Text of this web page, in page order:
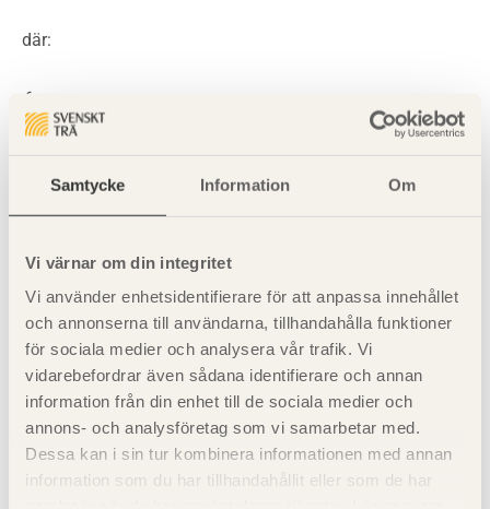
Samtycke Information Om
Vi värnar om din integritet
Vi använder enhetsidentifierare för att anpassa innehållet
och annonserna till användarna, tillhandahålla funktioner
för sociala medier och analysera vår trafik. Vi
vidarebefordrar även sådana identifierare och annan
information från din enhet till de sociala medier och
annons- och analysföretag som vi samarbetar med.
Dessa kan i sin tur kombinera informationen med annan
information som du har tillhandahållit eller som de har
där:
f
är dimensionerande värde för draghållfasthet längs
fc,0,Rd
fiberriktningen.
A
är virkets tvärsnittsarea.
Takstolens överram ska kontrolleras för tvärkraft
tillsammans med övriga på takstolen verkande laster
enligt: